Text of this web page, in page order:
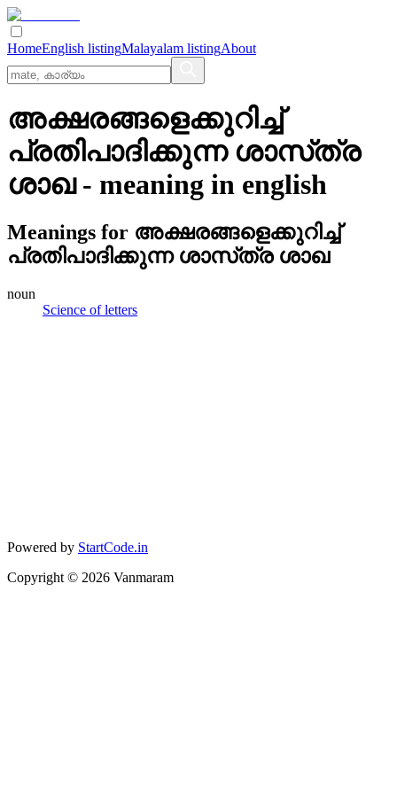
HomeEnglish listingMalayalam listingAbout
അക്ഷരങ്ങളെക്കുറിച്ച്‌
പ്രതിപാദിക്കുന്ന ശാസ്‌ത്ര
ശാഖ- meaning in english
Meanings for അക്ഷരങ്ങളെക്കുറിച്ച്‌
പ്രതിപാദിക്കുന്ന ശാസ്‌ത്ര ശാഖ
noun
Science of letters
Powered by StartCode.in
Copyright © 2026 Vanmaram